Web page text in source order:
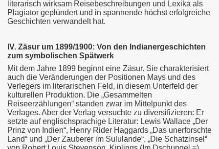
literarisch wirksam Reisebeschreibungen und Lexika als
Plagiator geplündert und in spannende höchst erfolgreiche
Geschichten verwandelt hat.
IV. Zäsur um 1899/1900: Von den Indianergeschichten
zum symbolischen Spätwerk
Mit dem Jahre 1899 beginnt eine Zäsur. Sie charakterisiert
auch die Veränderungen der Positionen Mays und des
Verlegers im literarischen Feld, in diesem Unterfeld der
kulturellen Produktion. Die „Gesammelten
Reiseerzählungen“ standen zwar im Mittelpunkt des
Verlages. Aber der Verlag versuchte zu diversifizieren: Er
setzte auf englischsprachige Literatur: Lewis Wallace „Der
Prinz von Indien“, Henry Rider Haggards „Das unerforschte
Land“ und „Der Zauberer im Sululande“, „Die Schatzinsel“